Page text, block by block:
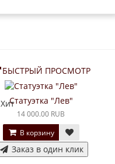
БЫСТРЫЙ ПРОСМОТР
ХитСтатуэтка "Лев"
14 000.00 RUB
В корзину
Заказ в один клик